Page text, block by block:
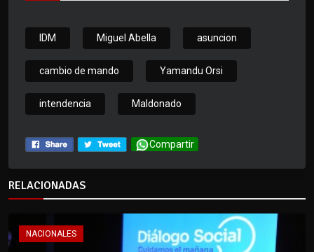
IDM Miguel Abella asuncion
cambio de mando Yamandu Orsi
intendencia Maldonado
Compartir
RELACIONADAS
NACIONALES